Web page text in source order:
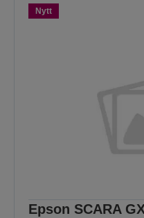
Nytt
Epson SCARA